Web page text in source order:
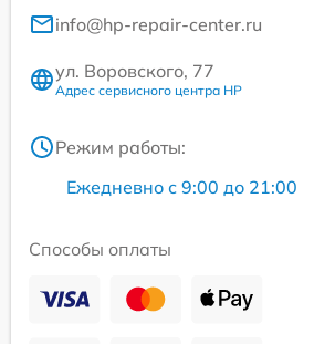
info@hp-repair-center.ru
ул. Воровского, 77
Адрес сервисного центра HP
Режим работы:
Ежедневно с 9:00 до 21:00
Способы оплаты